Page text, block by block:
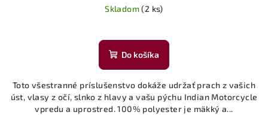
Skladom(2 ks)
Do košíka
Toto všestranné príslušenstvo dokáže udržať prach z vašich
úst, vlasy z očí, slnko z hlavy a vašu pýchu Indian Motorcycle
vpredu a uprostred. 100% polyester je mäkký a...